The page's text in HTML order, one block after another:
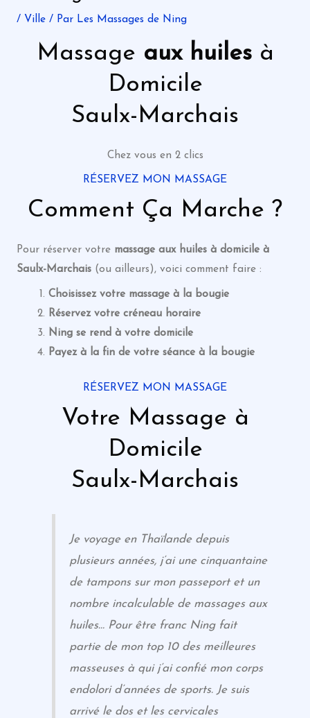
/ Ville/ Par Les Massages de Ning
Massage aux huilesà
Domicile
Saulx-Marchais
Chez vous en 2 clics
RÉSERVEZ MON MASSAGE
Comment Ça Marche ?
Pour réserver votre massage aux huiles à domicile à
Saulx-Marchais (ou ailleurs), voici comment faire :
Choisissez votre massage à la bougie
Réservez votre créneau horaire
Ning se rend à votre domicile
Payez à la fin de votre séance à la bougie
RÉSERVEZ MON MASSAGE
Votre Massage à
Domicile
Saulx-Marchais
Je voyage en Thaïlande depuis
plusieurs années, j’ai une cinquantaine
de tampons sur mon passeport et un
nombre incalculable de massages aux
huiles… Pour être franc Ning fait
partie de mon top 10 des meilleures
masseuses à qui j’ai confié mon corps
endolori d’années de sports. Je suis
arrivé le dos et les cervicales